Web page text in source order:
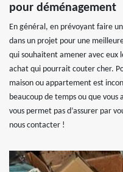
pour déménagement
En général, en prévoyant faire
dans un projet pour une
qui souhaitent amener avec eux
achat qui pourrait couter cher.
maison ou appartement est
beaucoup de temps ou que vous
vous permet pas d’assurer par
nous contacter !